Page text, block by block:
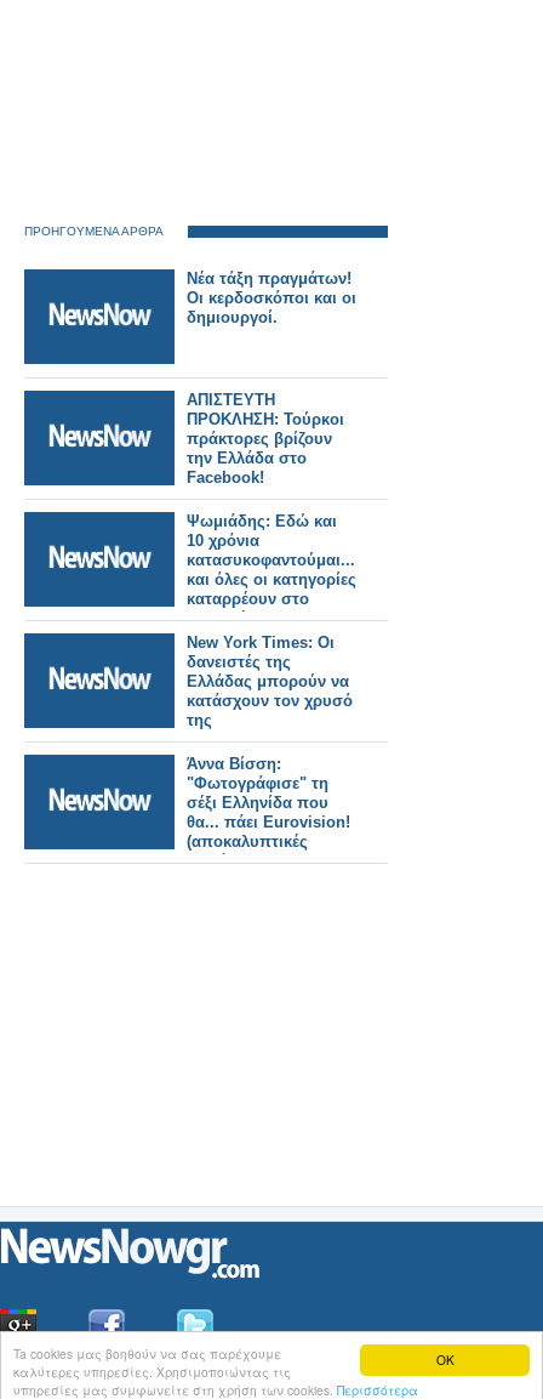
OK
Ta cookies μας βοηθούν να σας παρέχουμε
καλύτερες υπηρεσίες. Χρησιμοποιώντας τις
υπηρεσίες μας συμφωνείτε στη χρήση των cookies. Περισσότερα
ΠΡΟΗΓΟΥΜΕΝΑ ΑΡΘΡΑ
Νέα τάξη πραγμάτων!
Οι κερδοσκόποι και οι
δημιουργοί.
ΑΠΙΣΤΕΥΤΗ
ΠΡΟΚΛΗΣΗ: Τούρκοι
πράκτορες βρίζουν
την Ελλάδα στο
Facebook!
Ψωμιάδης: Εδώ και
10 χρόνια
κατασυκοφαντούμαι...
και όλες οι κατηγορίες
καταρρέουν στο
δικαστήριο
New York Times: Οι
δανειστές της
Ελλάδας μπορούν να
κατάσχουν τον χρυσό
της
Άννα Βίσση:
"Φωτογράφισε" τη
σέξι Ελληνίδα που
θα... πάει Eurovision!
(αποκαλυπτικές
φωτό)
ΟιΕιδήσεις του NewsNowgr.com στοiNews